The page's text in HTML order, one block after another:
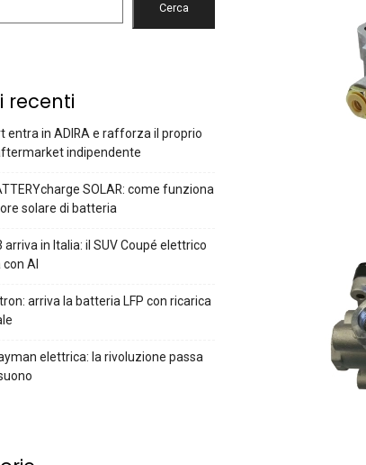
Cerca
recenti
entra in ADIRA e rafforza il proprio
indipendente
SOLAR: come funziona
solare di batteria
arriva in Italia: il SUV Coupé elettrico
AI
arriva la batteria LFP con ricarica
elettrica: la rivoluzione passa